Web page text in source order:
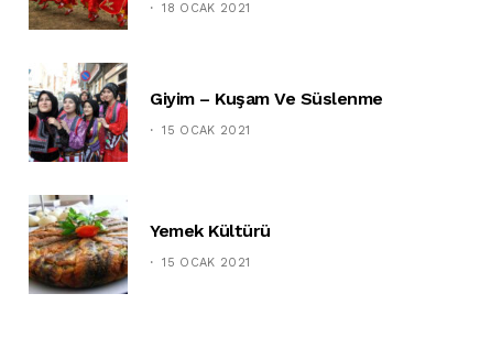
18 OCAK 2021
Giyim – Kuşam Ve Süslenme
15 OCAK 2021
Yemek Kültürü
15 OCAK 2021